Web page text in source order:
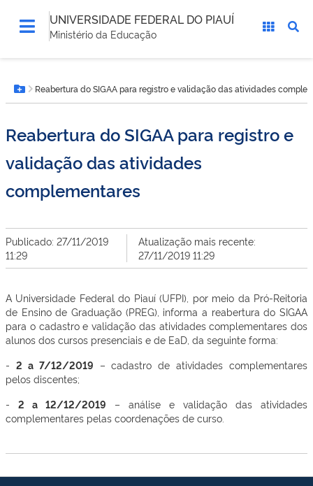
UNIVERSIDADE FEDERAL DO PIAUÍ
Ministério da Educação
está
aqui:Botão Menu
Reabertura do SIGAA para registro e validação das atividades
Reabertura do SIGAA para registro e
validação das atividades
complementares
Publicado: 27/11/2019
11:29
Atualização mais recente:
27/11/2019 11:29
A Universidade Federal do Piauí (UFPI), por meio da Pró-Reitoria
de Ensino de Graduação (PREG), informa a reabertura do SIGAA
para o cadastro e validação das atividades complementares dos
alunos dos cursos presenciais e de EaD, da seguinte forma:
- 2 a 7/12/2019 – cadastro de atividades complementares
pelos discentes;
- 2 a 12/12/2019 – análise e validação das atividades
complementares pelas coordenações de curso.